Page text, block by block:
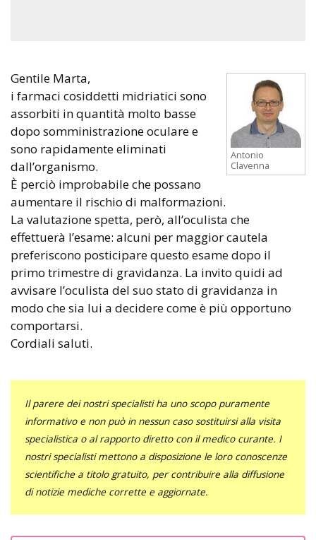
Antonio
Clavenna
Gentile Marta,
i farmaci cosiddetti midriatici sono
assorbiti in quantità molto basse
dopo somministrazione oculare e
sono rapidamente eliminati
dall’organismo.
È perciò improbabile che possano
aumentare il rischio di malformazioni.
La valutazione spetta, però, all’oculista che
effettuerà l’esame: alcuni per maggior cautela
preferiscono posticipare questo esame dopo il
primo trimestre di gravidanza. La invito quidi ad
avvisare l’oculista del suo stato di gravidanza in
modo che sia lui a decidere come è più opportuno
comportarsi.
Cordiali saluti.
Il parere dei nostri specialisti ha uno scopo puramente
informativo e non può in nessun caso sostituirsi alla visita
specialistica o al rapporto diretto con il medico curante. I
nostri specialisti mettono a disposizione le loro conoscenze
scientifiche a titolo gratuito, per contribuire alla diffusione
di notizie mediche corrette e aggiornate.